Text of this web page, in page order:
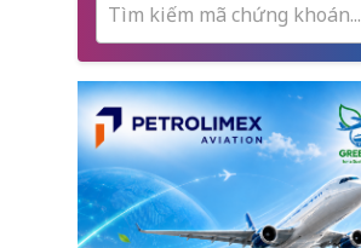
Tìm kiếm mã chứng khoán...